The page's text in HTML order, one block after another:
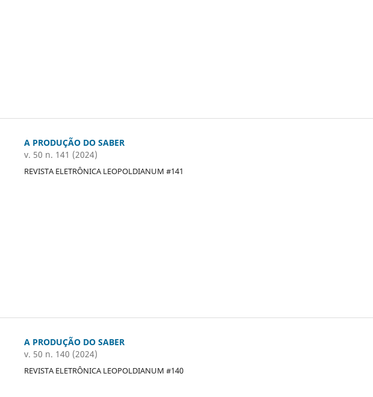
A PRODUÇÃO DO SABER
v. 50 n. 141 (2024)
REVISTA ELETRÔNICA LEOPOLDIANUM #141
A PRODUÇÃO DO SABER
v. 50 n. 140 (2024)
REVISTA ELETRÔNICA LEOPOLDIANUM #140